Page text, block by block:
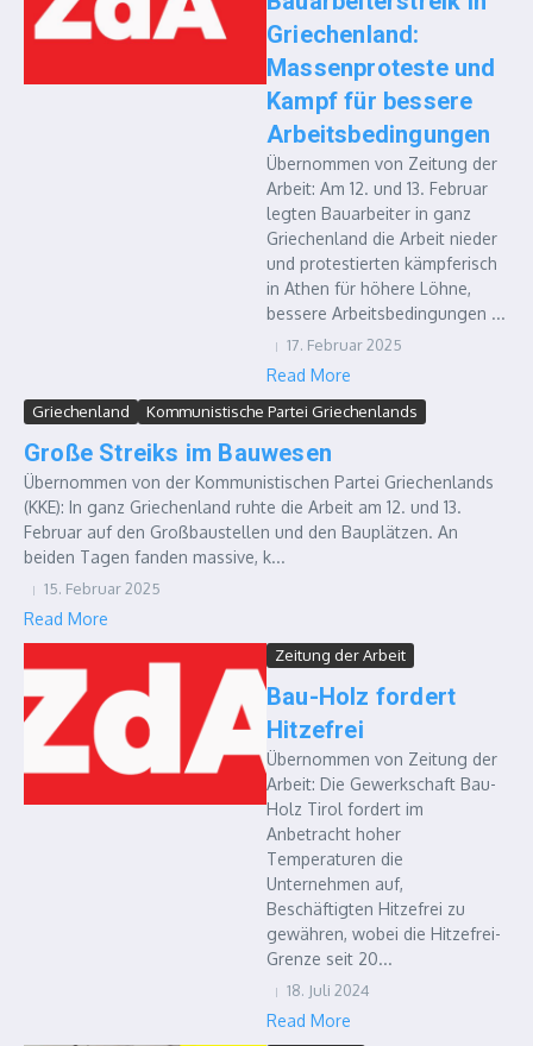
Griechenland:
Massenproteste und
Kampf für bessere
Arbeitsbedingungen
Übernommen von Zeitung der
Arbeit: Am 12. und 13. Februar
legten Bauarbeiter in ganz
Griechenland die Arbeit nieder
und protestierten kämpferisch
in Athen für höhere Löhne,
bessere Arbeitsbedingungen ...
17. Februar 2025
Read More
Griechenland Kommunistische Partei Griechenlands
Große Streiks im Bauwesen
Übernommen von der Kommunistischen Partei Griechenlands
(KKE): In ganz Griechenland ruhte die Arbeit am 12. und 13.
Februar auf den Großbaustellen und den Bauplätzen. An
beiden Tagen fanden massive, k...
15. Februar 2025
Read More
Zeitung der Arbeit
Bau-Holz fordert
Hitzefrei
Übernommen von Zeitung der
Arbeit: Die Gewerkschaft Bau-
Holz Tirol fordert im
Anbetracht hoher
Temperaturen die
Unternehmen auf,
Beschäftigten Hitzefrei zu
gewähren, wobei die Hitzefrei-
Grenze seit 20...
18. Juli 2024
Read More